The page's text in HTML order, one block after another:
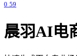
0 59
晨羽AI电